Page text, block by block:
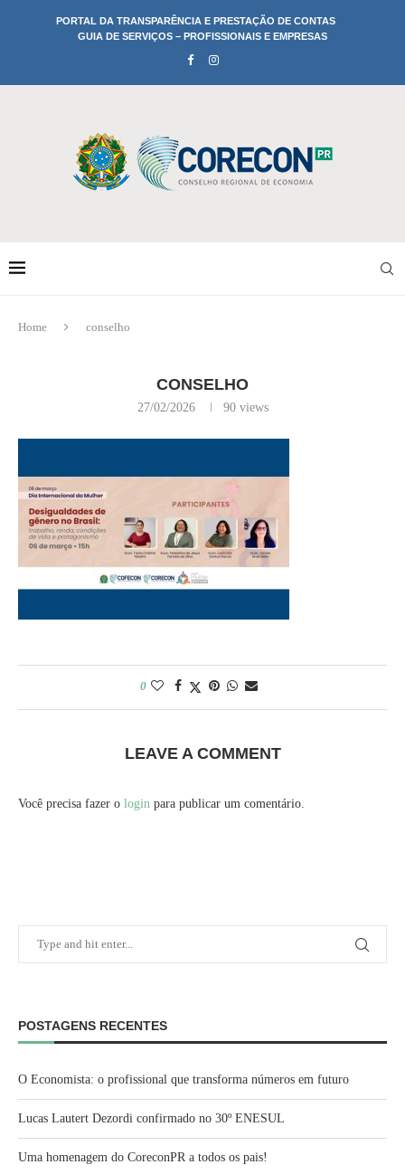
PORTAL DA TRANSPARÊNCIA E PRESTAÇÃO DE CONTAS
GUIA DE SERVIÇOS – PROFISSIONAIS E EMPRESAS
Home conselho
CONSELHO
27/02/2026 90views
0
LEAVE A COMMENT
Você precisa fazer o login para publicar um comentário.
POSTAGENS RECENTES
O Economista: o profissional que transforma números em futuro
Lucas Lautert Dezordi confirmado no 30º ENESUL
Uma homenagem do CoreconPR a todos os pais!